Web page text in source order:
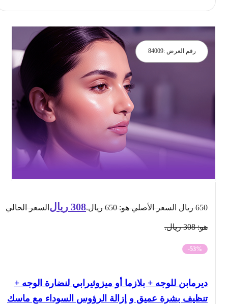
رقم العرض :84009
ريال السعر الأصلي هو: 650 ريال. 308 ريال السعر الحالي
-53%
ديرمابن للوجه + بلازما أو ميزوثيرابي لنضارة الوجه +
تنظيف بشرة عميق و إزالة الرؤوس السوداء مع ماسك